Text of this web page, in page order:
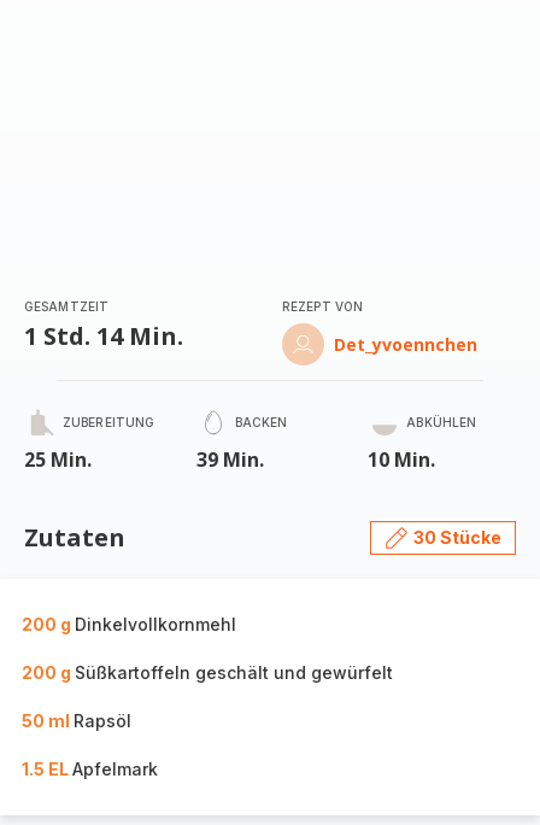
GESAMTZEIT
1 Std. 14 Min.
REZEPT VON
Det_yvoennchen
ZUBEREITUNG
25 Min.
BACKEN
39 Min.
ABKÜHLEN
10 Min.
Zutaten 30 Stücke
200 g Dinkelvollkornmehl
200 g Süßkartoffeln geschält und gewürfelt
50 ml Rapsöl
1.5 ELApfelmark